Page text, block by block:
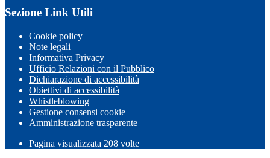
Sezione Link Utili
Cookie policy
Note legali
Informativa Privacy
Ufficio Relazioni con il Pubblico
Dichiarazione di accessibilità
Obiettivi di accessibilità
Whistleblowing
Gestione consensi cookie
Amministrazione trasparente
Pagina visualizzata 208 volte